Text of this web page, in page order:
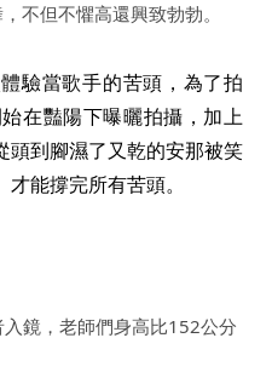
不但不懼高還興致勃勃。
驗當歌手的苦頭，為了拍
在豔陽下曝曬拍攝，加上
頭到腳濕了又乾的安那被笑
能撐完所有苦頭。
入鏡，老師們身高比152公分